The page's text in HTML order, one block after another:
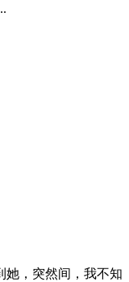
她，突然间，我不知